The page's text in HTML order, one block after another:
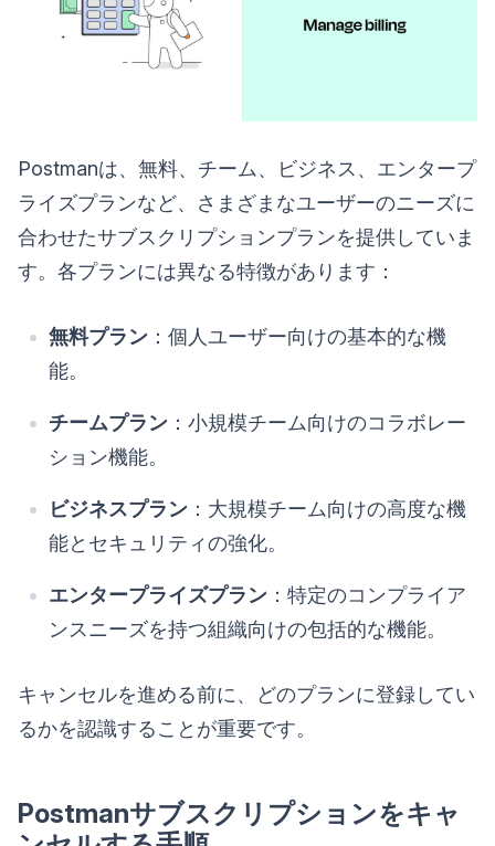
Postmanは、無料、チーム、ビジネス、エンタープ
ライズプランなど、さまざまなユーザーのニーズに
合わせたサブスクリプションプランを提供していま
す。各プランには異なる特徴があります：
無料プラン ：個人ユーザー向けの基本的な機
能。
チームプラン ：小規模チーム向けのコラボレー
ション機能。
ビジネスプラン ：大規模チーム向けの高度な機
能とセキュリティの強化。
エンタープライズプラン ：特定のコンプライア
ンスニーズを持つ組織向けの包括的な機能。
キャンセルを進める前に、どのプランに登録してい
るかを認識することが重要です。
Postmanサブスクリプションをキャ